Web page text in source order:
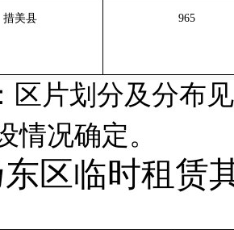
措美县 965
区片划分及分布
情况确定。
东区临时租赁